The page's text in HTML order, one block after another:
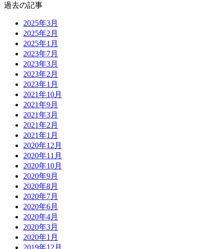
過去の記事
2025年3月
2025年2月
2025年1月
2023年7月
2023年3月
2023年2月
2023年1月
2021年10月
2021年9月
2021年3月
2021年2月
2021年1月
2020年12月
2020年11月
2020年10月
2020年9月
2020年8月
2020年7月
2020年6月
2020年4月
2020年3月
2020年1月
2019年12月